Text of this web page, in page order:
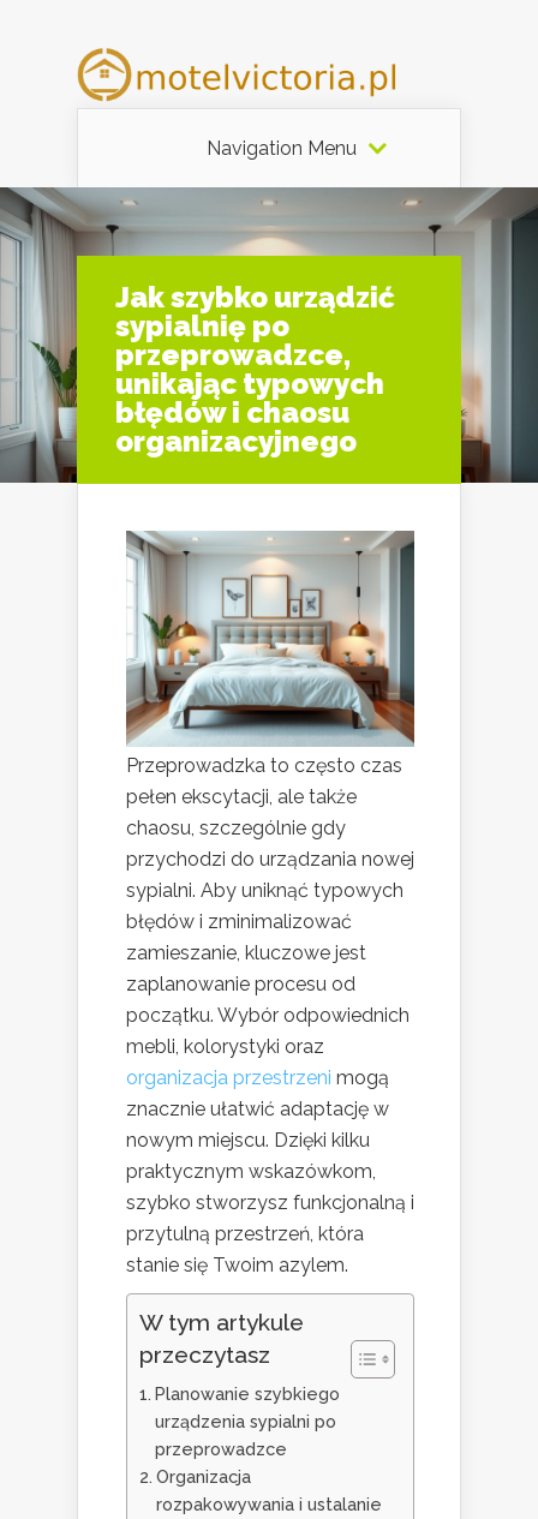
Navigation Menu
Jak szybko urządzić
sypialnię po
przeprowadzce,
unikając typowych
błędów i chaosu
organizacyjnego
Przeprowadzka to często czas
pełen ekscytacji, ale także
chaosu, szczególnie gdy
przychodzi do urządzania nowej
sypialni. Aby uniknąć typowych
błędów i zminimalizować
zamieszanie, kluczowe jest
zaplanowanie procesu od
początku. Wybór odpowiednich
mebli, kolorystyki oraz
organizacja przestrzeni mogą
znacznie ułatwić adaptację w
nowym miejscu. Dzięki kilku
praktycznym wskazówkom,
szybko stworzysz funkcjonalną i
przytulną przestrzeń, która
stanie się Twoim azylem.
W tym artykule
przeczytasz
Planowanie szybkiego
urządzenia sypialni po
przeprowadzce
Organizacja
rozpakowywania i ustalanie